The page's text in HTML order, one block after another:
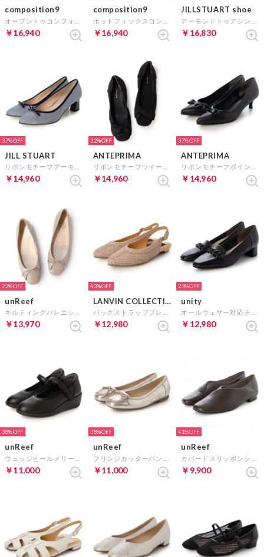
composition9
￥16,940
composition9
￥16,940
JILLSTUART shoe
￥16,830
37%
JILL STUART
￥14,960
32%
ANTEPRIMA
￥14,960
37%
ANTEPRIMA
￥14,960
22%
unReef
￥13,970
43%
LANVIN COLLECTION
￥12,980
23%
unity
￥12,980
38%
unReef
￥11,000
38%
unReef
￥11,000
41%
unReef
￥9,900